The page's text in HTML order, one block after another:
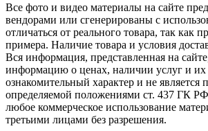
Все фото и видео материалы на сайте
вендорами или сгенерированы с
отличаться от реального товара, так как
примера. Наличие товара и условия
Вся информация, представленная на
информацию о ценах, наличии услуг и их
ознакомительный характер и не является
определяемой положениями ст. 437 ГК
любое коммерческое использование
третьими лицами без разрешения.